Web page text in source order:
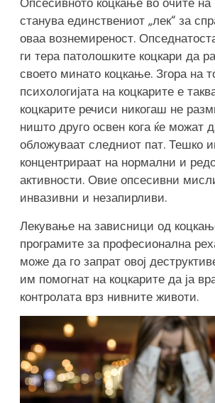
станува единствениот „лек“ за
оваа вознемиреност.
ги тера патолошките коцкари да
своето минато коцкање. Згора на
психологијата на коцкарите е
коцкарите речиси никогаш не
ништо друго освен кога ќе можат
обложуваат следниот пат. Тешко
концентрираат на нормални и
активности. Овие опсесивни
инвазивни и незапирливи.
Лекување на зависници од
програмите за професионална
може да го запрат овој
им помогнат на коцкарите да ја
контролата врз нивните животи.